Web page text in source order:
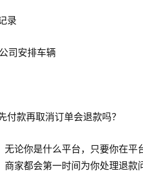
录
司安排车辆
付款再取消订单会退款吗？
论你是什么平台，只要你在平
家都会第一时间为你处理退款